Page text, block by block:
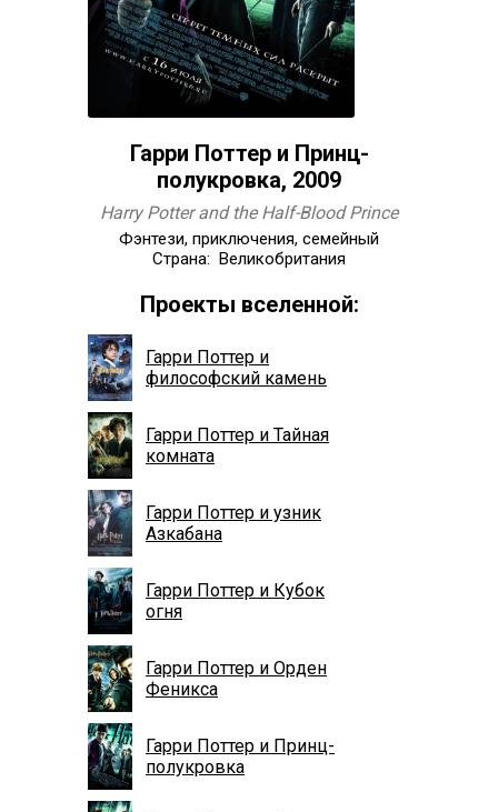
Гарри Поттер и Принц-
полукровка, 2009
Harry Potter and the Half-Blood Prince
Фэнтези, приключения, семейный
Страна: Великобритания
Проекты вселенной:
Гарри Поттер и
философский камень
Гарри Поттер и Тайная
комната
Гарри Поттер и узник
Азкабана
Гарри Поттер и Кубок
огня
Гарри Поттер и Орден
Феникса
Гарри Поттер и Принц-
полукровка